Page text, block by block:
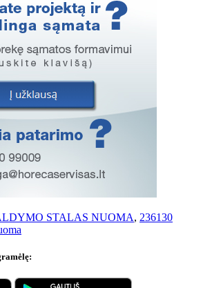
STALAS NUOMA, 236130